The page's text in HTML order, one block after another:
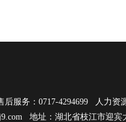
服务：0717-4294699 人力资
地址：湖北省枝江市迎宾